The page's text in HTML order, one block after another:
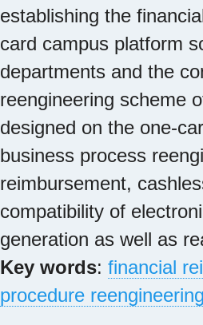
establishing the
card campus platform
departments and the
reengineering scheme
designed on the one-
business process
reimbursement,
compatibility of
generation as well as
Key words: financial
procedure